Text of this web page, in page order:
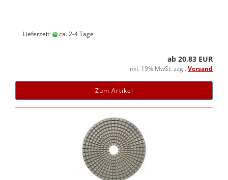
Lieferzeit: ca. 2-4 Tage
ab 20,83 EUR
inkl. 19% MwSt. zzgl. Versand
Zum Artikel